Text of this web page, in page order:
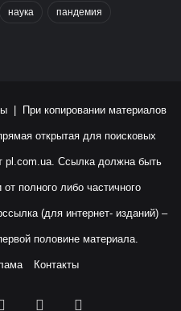
наука пандемия
| При копировании материалов
открытая для поисковых
pl.com.ua. Ссылка должна быть
полного либо частичного
(для интернет- изданий) –
половине материала.
Контакты
YouTubeInstagram